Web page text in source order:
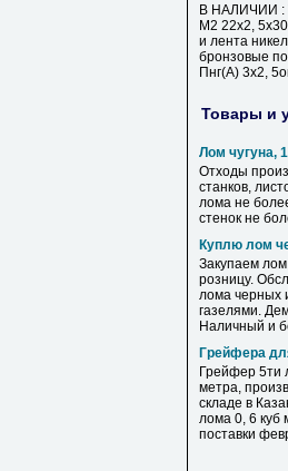
В НАЛИЧИИ :
М2 22х2,
и лента
бронзовые
Пнг(А) 3х2,
Товары и
Лом чугуна,
Отходы
станков,
лома не
стенок не
Куплю лом
Закупаем
розницу.
лома черных
газелями.
Наличный и
Грейфера
Грейфер 5ти
метра,
складе в
лома 0, 6 куб
поставки